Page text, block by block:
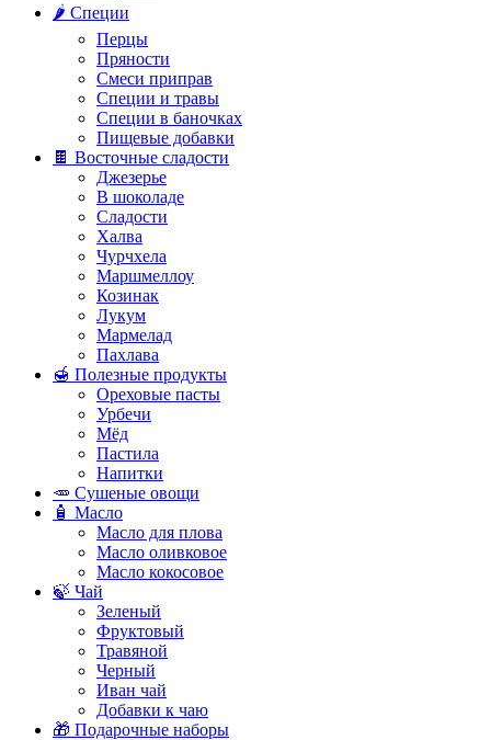
🌶️ Специи
Перцы
Пряности
Смеси приправ
Специи и травы
Специи в баночках
Пищевые добавки
🍫 Восточные сладости
Джезерье
В шоколаде
Сладости
Халва
Чурчхела
Маршмеллоу
Козинак
Лукум
Мармелад
Пахлава
🍯 Полезные продукты
Ореховые пасты
Урбечи
Мёд
Пастила
Напитки
🥕 Сушеные овощи
🧴 Масло
Масло для плова
Масло оливковое
Масло кокосовое
🍃 Чай
Зеленый
Фруктовый
Травяной
Черный
Иван чай
Добавки к чаю
🎁 Подарочные наборы